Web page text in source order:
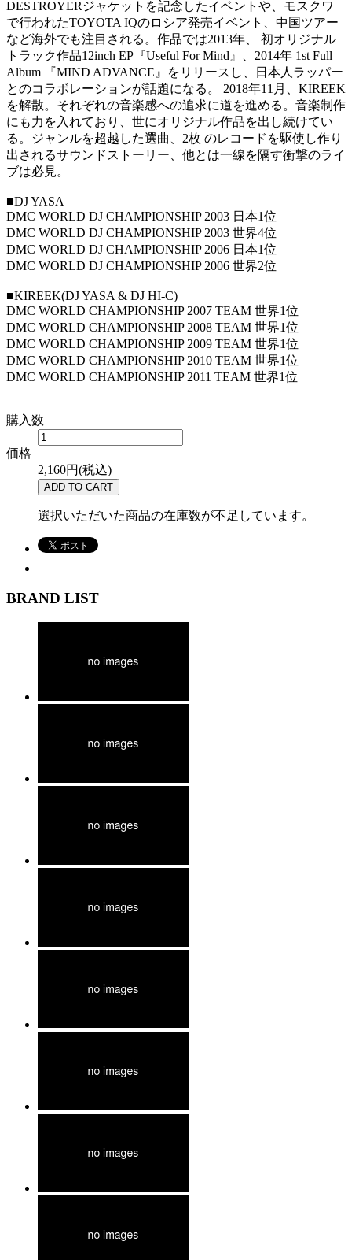
DESTROYERジャケットを記念したイベントや、モスクワ
で行われたTOYOTA IQのロシア発売イベント、中国ツアー
など海外でも注目される。作品では2013年、 初オリジナル
トラック作品12inch EP『Useful For Mind』、2014年 1st Full
Album 『MIND ADVANCE』をリリースし、日本人ラッパー
とのコラボレーションが話題になる。 2018年11月、KIREEK
を解散。それぞれの音楽感への追求に道を進める。音楽制作
にも力を入れており、世にオリジナル作品を出し続けてい
る。ジャンルを超越した選曲、2枚 のレコードを駆使し作り
出されるサウンドストーリー、他とは一線を隔す衝撃のライ
ブは必見。
■DJ YASA
DMC WORLD DJ CHAMPIONSHIP 2003 日本1位
DMC WORLD DJ CHAMPIONSHIP 2003 世界4位
DMC WORLD DJ CHAMPIONSHIP 2006 日本1位
DMC WORLD DJ CHAMPIONSHIP 2006 世界2位
■KIREEK(DJ YASA & DJ HI-C)
DMC WORLD CHAMPIONSHIP 2007 TEAM 世界1位
DMC WORLD CHAMPIONSHIP 2008 TEAM 世界1位
DMC WORLD CHAMPIONSHIP 2009 TEAM 世界1位
DMC WORLD CHAMPIONSHIP 2010 TEAM 世界1位
DMC WORLD CHAMPIONSHIP 2011 TEAM 世界1位
購入数
価格
2,160円(税込)
選択いただいた商品の在庫数が不足しています。
BRAND LIST